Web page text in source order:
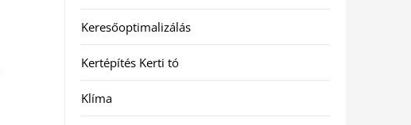
Keresőoptimalizálás
Kertépítés Kerti tó
Klíma